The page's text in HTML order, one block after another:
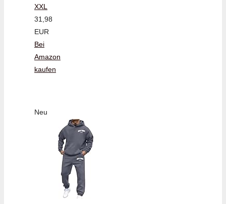
XXL
31,98
EUR
Bei
Amazon
kaufen
Neu